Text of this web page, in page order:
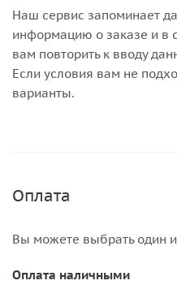
Наш сервис запоминает
информацию о заказе и в
вам повторить к вводу
Если условия вам не
варианты.
Оплата
Вы можете выбрать один
Оплата наличными